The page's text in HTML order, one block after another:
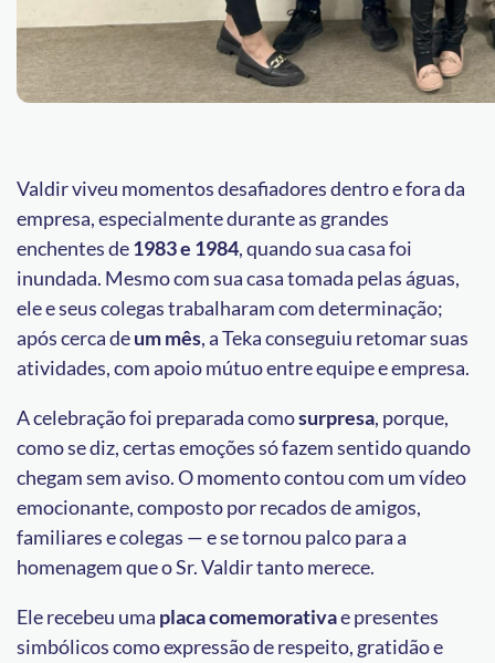
Valdir viveu momentos desafiadores dentro e fora da
empresa, especialmente durante as grandes
enchentes de1983 e 1984, quando sua casa foi
inundada. Mesmo com sua casa tomada pelas águas,
ele e seus colegas trabalharam com determinação;
após cerca deum mês, a Teka conseguiu retomar suas
atividades, com apoio mútuo entre equipe e empresa.
A celebração foi preparada comosurpresa, porque,
como se diz, certas emoções só fazem sentido quando
chegam sem aviso. O momento contou com um vídeo
emocionante, composto por recados de amigos,
familiares e colegas — e se tornou palco para a
homenagem que o Sr. Valdir tanto merece.
Ele recebeu uma placa comemorativae presentes
simbólicos como expressão de respeito, gratidão e